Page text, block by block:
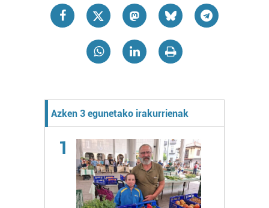
Azken 3 egunetako irakurrienak
1